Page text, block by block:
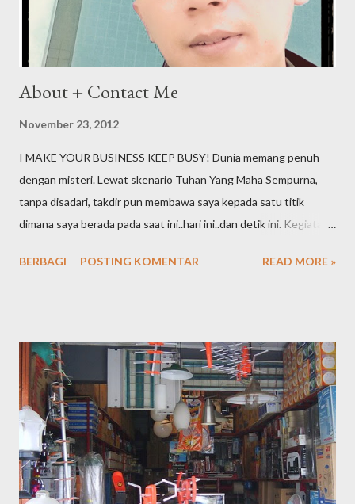
About + Contact Me
November 23, 2012
I MAKE YOUR BUSINESS KEEP BUSY! Dunia memang penuh
dengan misteri. Lewat skenario Tuhan Yang Maha Sempurna,
tanpa disadari, takdir pun membawa saya kepada satu titik
dimana saya berada pada saat ini..hari ini..dan detik ini. Kegiatan
berkelanjutan hingga akhirnya menjadi sebuah profesi. Embel-
lakukan dan apa yang menjadi tugas pokok saya adalah satu,
berusaha mendaratkan kata kunci / keyword dari klien untuk bisa
berada di halaman 1 Google.co.id dengan semulus dan se-efektif
mungkin dengan rentang waktu tertentu dengan tujuan
kenaikan jumlah kunjungan yang berlanjut kepada target "
buying " sebagai end process di website klien. Saat ini, saya
telah memiliki puluhan klien yang terbagi atas bisnis personal
BERBAGI POSTING KOMENTAR READ MORE »